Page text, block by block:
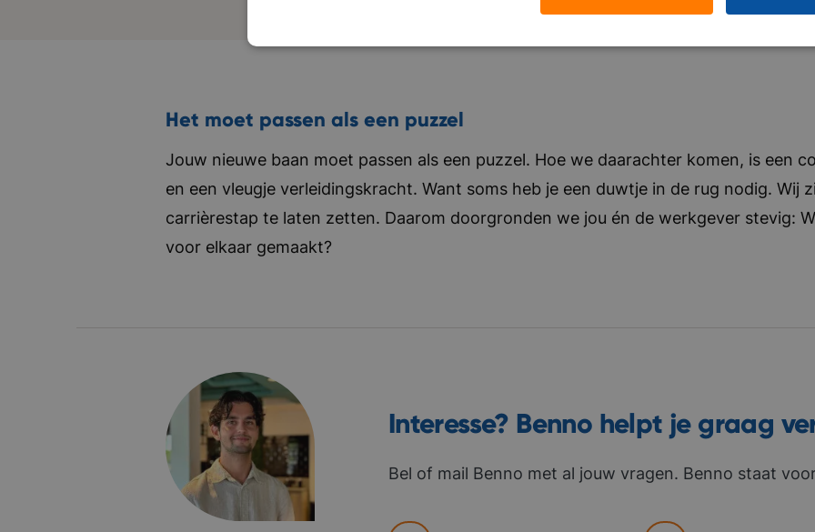
Het moet passen als een puzzel
Jouw nieuwe baan moet passen als een puzzel. Hoe we daarachter komen, is een
en een vleugje verleidingskracht. Want soms heb je een duwtje in de rug nodig. Wij
carrièrestap te laten zetten. Daarom doorgronden we jou én de werkgever stevig:
voor elkaar gemaakt?
Interesse? Benno helpt je graag
Bel of mail Benno met al jouw vragen. Benno staat